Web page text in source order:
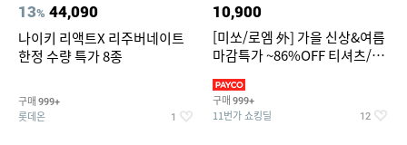
13% 44,090
나이키 리액트X 리주버네이트
한정 수량 특가 8종
구매 999+
롯데온 1
10,900
[미쏘/로엠 外] 가을 신상&여름
마감특가 ~86%OFF 티셔츠/슬
구매 999+
11번가 쇼킹딜 12